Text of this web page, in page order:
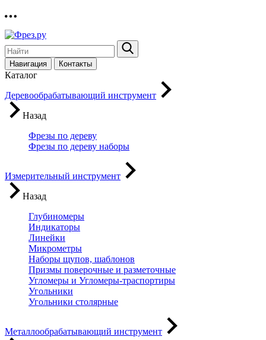
Навигация Контакты
Каталог
Деревообрабатывающий инструмент
Назад
Фрезы по дереву
Фрезы по дереву наборы
Измерительный инструмент
Назад
Глубиномеры
Индикаторы
Линейки
Микрометры
Наборы щупов, шаблонов
Призмы поверочные и разметочные
Угломеры и Угломеры-траспортиры
Угольники
Угольники столярные
Металлообрабатывающий инструмент